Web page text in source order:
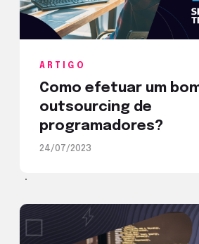
ARTIGO
Como efetuar um
outsourcing de
programadores?
24/07/2023